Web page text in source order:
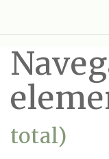
principal
total)